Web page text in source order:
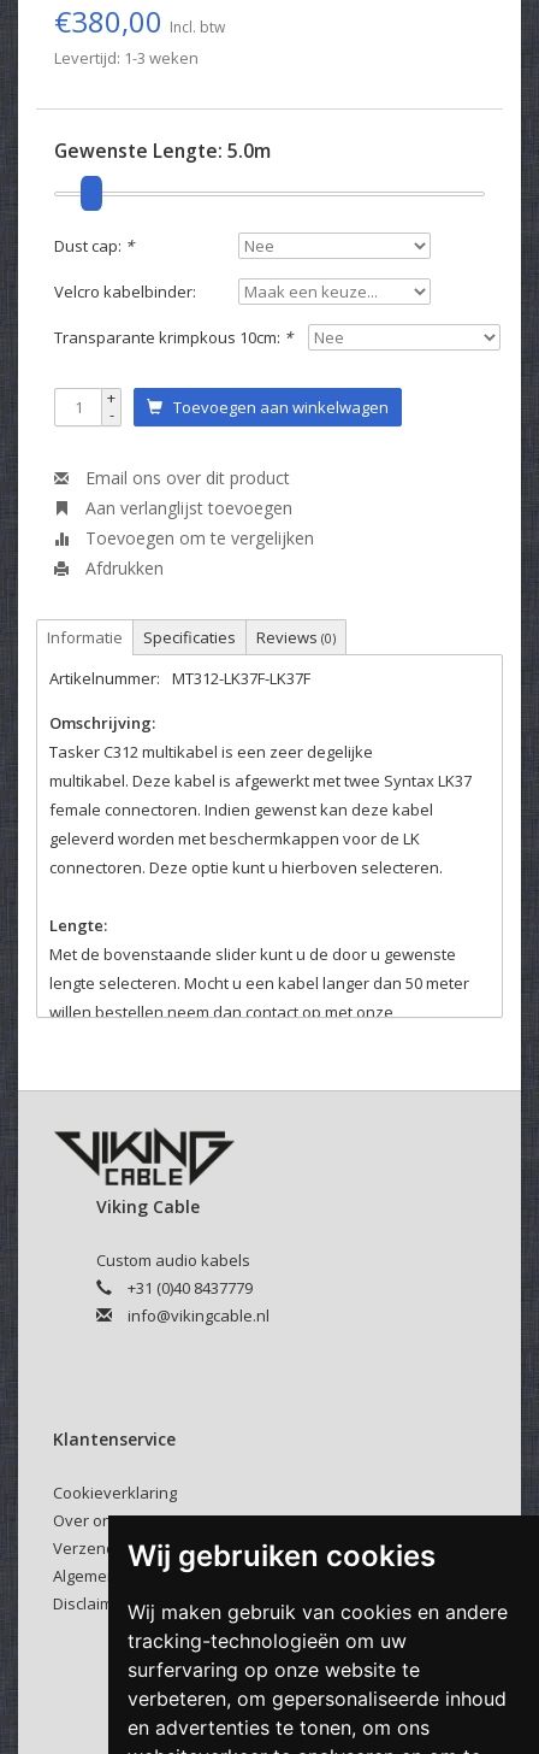
Wij gebruiken cookies
Wij maken gebruik van cookies en andere
tracking-technologieën om uw
surfervaring op onze website te
verbeteren, om gepersonaliseerde inhoud
en advertenties te tonen, om ons
€380,00 Incl. btw
Levertijd: 1-3 weken
Gewenste Lengte: 5.0m
Dust cap: *
Velcro kabelbinder:
Transparante krimpkous 10cm: *
+
- Toevoegen aan winkelwagen
Email ons over dit product
Aan verlanglijst toevoegen
Toevoegen om te vergelijken
Afdrukken
Informatie Specificaties Reviews (0)
Artikelnummer: MT312-LK37F-LK37F
Omschrijving:
Tasker C312 multikabel is een zeer degelijke
multikabel. Deze kabel is afgewerkt met twee Syntax LK37
female connectoren. Indien gewenst kan deze kabel
geleverd worden met beschermkappen voor de LK
connectoren. Deze optie kunt u hierboven selecteren.
Lengte:
Met de bovenstaande slider kunt u de door u gewenste
lengte selecteren. Mocht u een kabel langer dan 50 meter
willen bestellen neem dan contact op met onze
Velcro kabelbinder:
Selecteer hierboven of u een kabelbinder bij uw kabel
wenst.
Deze klittenband kabelbinders zijn makkelijk en veelvuldig
te gebruiken.
Viking Cable
Custom audio kabels
+31 (0)40 8437779
info@vikingcable.nl
Klantenservice
Cookieverklaring
Over ons
Verzenden & retourneren
Algemene voorwaarden
Disclaimer